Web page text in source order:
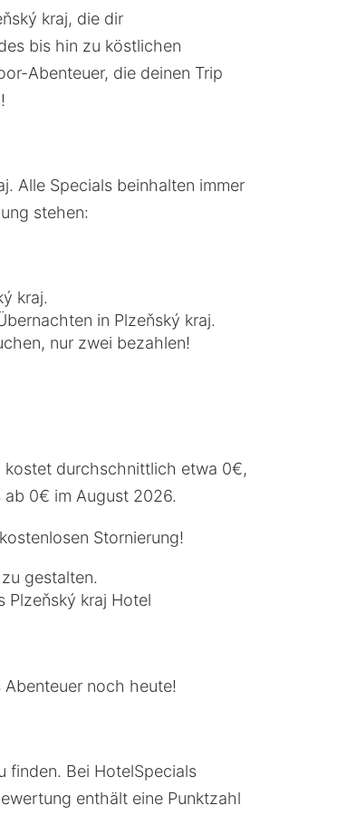
kraj, die dir
bis hin zu köstlichen
Abenteuer, die deinen Trip
Alle Specials beinhalten immer
stehen:
kraj.
in Plzeňský kraj.
nur zwei bezahlen!
kostet durchschnittlich etwa 0€,
0€ im August 2026.
Stornierung!
gestalten.
Plzeňský kraj Hotel
noch heute!
finden. Bei HotelSpecials
enthält eine Punktzahl